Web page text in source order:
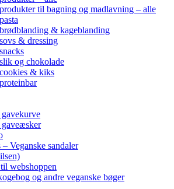
til bagning og madlavning – alle
& kageblanding
& dressing
og chokolade
& kiks
gavekurve
gaveæsker
– Veganske sandaler
webshoppen
og andre veganske bøger